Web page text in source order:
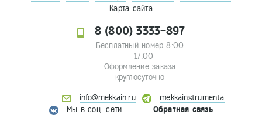
Карта сайта
8 (800) 3333-897
Бесплатный номер 8:00
– 17:00
Оформление заказа
круглосуточно
info@mekkain.ru
mekkainstrumenta
Мы в соц. сети
Обратная связь